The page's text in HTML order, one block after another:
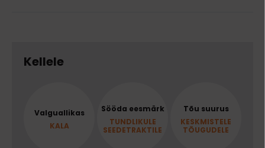
Kellele
Valguallikas
KALA
Sööda eesmärk
TUNDLIKULE
SEEDETRAKTILE
Tõu suurus
KESKMISTELE
TÕUGUDELE